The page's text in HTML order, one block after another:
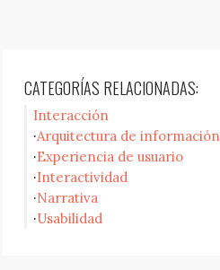
CATEGORÍAS RELACIONADAS:
Interacción
Arquitectura de información
Experiencia de usuario
Interactividad
Narrativa
Usabilidad